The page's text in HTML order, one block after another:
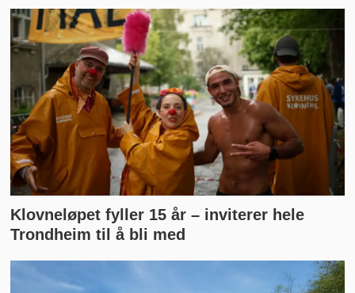
Klovneløpet fyller 15 år – inviterer hele
Trondheim til å bli med